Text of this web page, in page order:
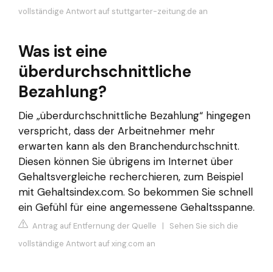
vollständige Antwort auf stuttgarter-zeitung.de an
Was ist eine
überdurchschnittliche
Bezahlung?
Die „überdurchschnittliche Bezahlung“ hingegen
verspricht, dass der Arbeitnehmer mehr
erwarten kann als den Branchendurchschnitt.
Diesen können Sie übrigens im Internet über
Gehaltsvergleiche recherchieren, zum Beispiel
mit Gehaltsindex.com. So bekommen Sie schnell
ein Gefühl für eine angemessene Gehaltsspanne.
Antrag auf Entfernung der Quelle | Sehen Sie sich die
vollständige Antwort auf xing.com an